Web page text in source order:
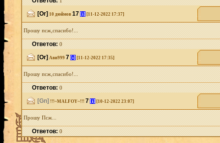
[Or] 10 дюймов 17 [i] [11-12-2022 17:37]
Прошу псж,спасибо!...
Ответов:0
[Or] Авв999 7 [i] [11-12-2022 17:35]
Прошу псж,спасибо!...
Ответов:0
[Gn] !!!~MALFOY~!!! 7 [i] [10-12-2022 23:07]
Прошу Псж...
Ответов:0